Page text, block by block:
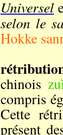
Universel
selon le
Hokke
chinois
compris
Cette
présent